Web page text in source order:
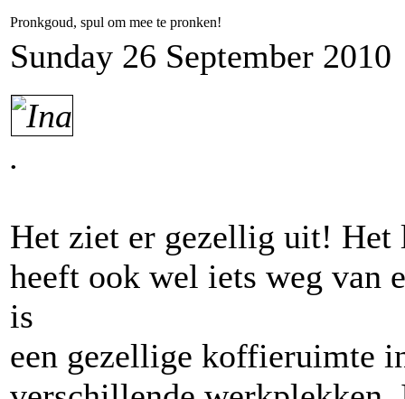
Pronkgoud, spul om mee te pronken!
Sunday 26 September 2010
.
Het ziet er gezellig uit! Het
heeft ook wel iets weg van
is
een gezellige koffieruimte